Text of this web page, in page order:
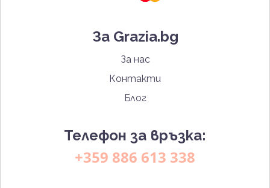
За Grazia.bg
За нас
Контакти
Блог
Телефон за връзка:
+359 886 613 338